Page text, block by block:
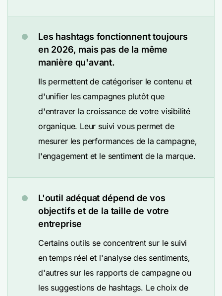
Les hashtags fonctionnent toujours
en 2026, mais pas de la même
manière qu'avant.
Ils permettent de catégoriser le contenu et
d'unifier les campagnes plutôt que
d'entraver la croissance de votre visibilité
organique. Leur suivi vous permet de
mesurer les performances de la campagne,
l'engagement et le sentiment de la marque.
L'outil adéquat dépend de vos
objectifs et de la taille de votre
entreprise
Certains outils se concentrent sur le suivi
en temps réel et l'analyse des sentiments,
d'autres sur les rapports de campagne ou
les suggestions de hashtags. Le choix de